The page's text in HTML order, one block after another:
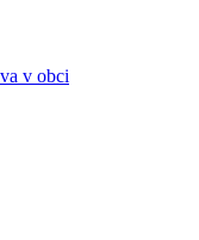
v obci